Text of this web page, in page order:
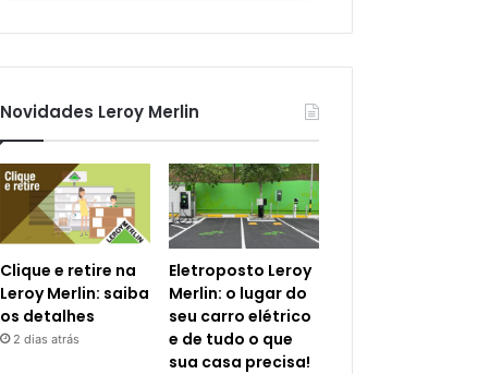
Novidades Leroy Merlin
Clique e retire na
Leroy Merlin: saiba
os detalhes
2 dias atrás
Eletroposto Leroy
Merlin: o lugar do
seu carro elétrico
e de tudo o que
sua casa precisa!